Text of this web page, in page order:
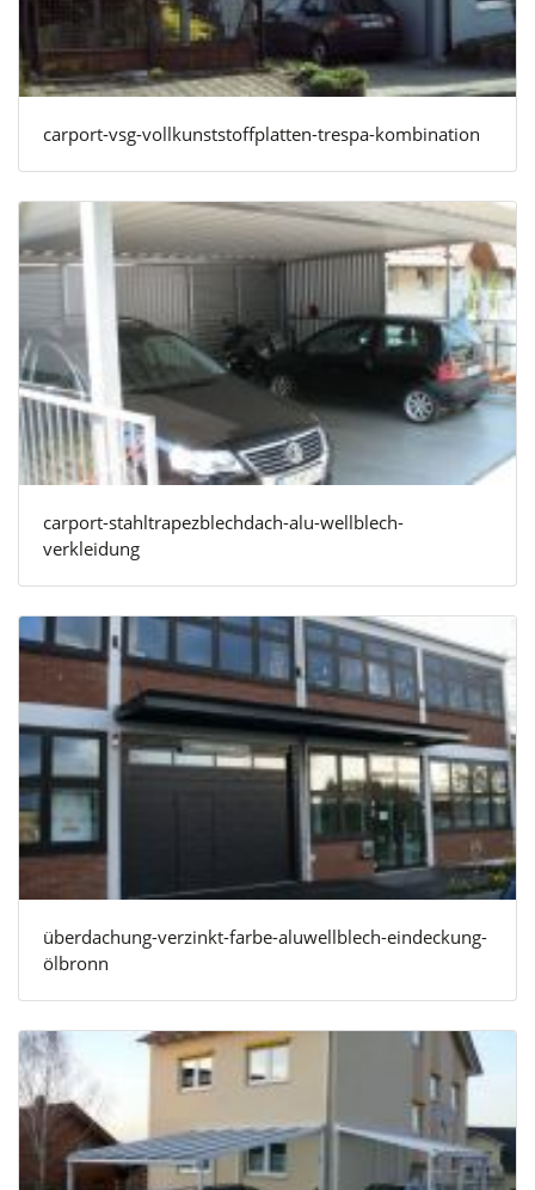
carport-vsg-vollkunststoffplatten-trespa-kombination
carport-stahltrapezblechdach-alu-wellblech-
verkleidung
überdachung-verzinkt-farbe-aluwellblech-eindeckung-
ölbronn